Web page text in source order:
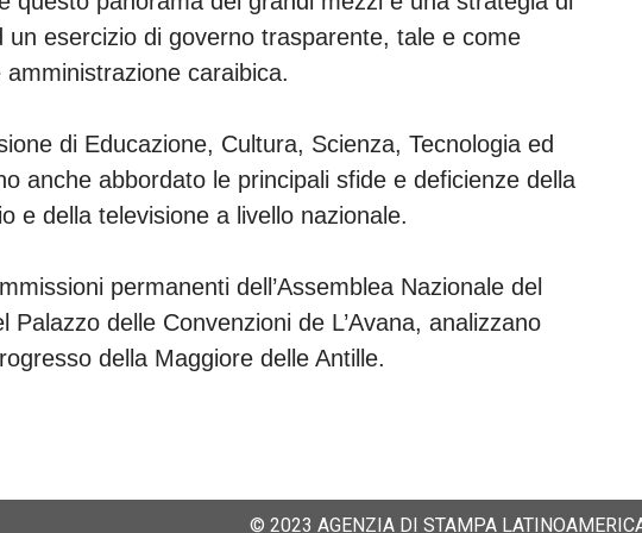
esercizio di governo trasparente, tale e come
amministrazione caraibica.
di Educazione, Cultura, Scienza, Tecnologia ed
anche abbordato le principali sfide e deficienze della
e della televisione a livello nazionale.
permanenti dell’Assemblea Nazionale del
Palazzo delle Convenzioni de L’Avana, analizzano
della Maggiore delle Antille.
© 2023 AGENZIA DI STAMPA